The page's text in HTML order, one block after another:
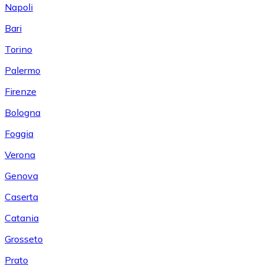
Napoli
Bari
Torino
Palermo
Firenze
Bologna
Foggia
Verona
Genova
Caserta
Catania
Grosseto
Prato